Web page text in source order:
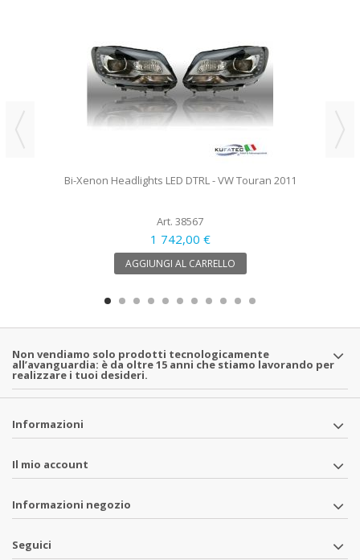
Bi-Xenon Headlights LED DTRL - VW Touran 2011
Art. 38567
1 742,00 €
AGGIUNGI AL CARRELLO
Non vendiamo solo prodotti tecnologicamente
all’avanguardia: è da oltre 15 anni che stiamo lavorando per
realizzare i tuoi desideri.
Informazioni
Il mio account
Informazioni negozio
Seguici